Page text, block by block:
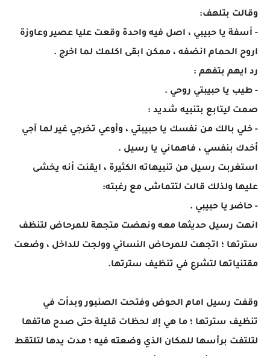
وقالت بتلهف:
- أسفة يا حبيبي ، اصل فيه واحدة وقعت عليا عصير وعاوزة
اروح الحمام انضفه ، ممكن ابقى اكلمك لما اخرج .
رد ايهم بتفهم :
- طيب يا حبيبتي روحي .
صمت ليتابع بتنبيه شديد :
- خلي بالك من نفسك يا حبيبتي ، وأوعي تخرجي غير لما آجي
أخدك بنفسي ، فاهماني يا رسيل .
استغربت رسيل من تنبيهاته الكثيرة ، ايقنت أنه يخشى
عليها ولذلك قالت لتتماشى مع رغبته:
- حاضر يا حبيبي .
انهت رسيل حديثها معه ونهضت متجهة للمرحاض لتنظف
سترتها ؛ اتجهت للمرحاض النسائي وولجت للداخل ، وضعت
مقتنياتها لتشرع في تنظيف سترتها.
وقفت رسيل امام الحوض وفتحت الصنبور وبدأت في
تنظيف سترتها ؛ ما هي إلا لحظات قليلة حتى صدح هاتفها
لتلتفت برأسها للمكان الذي وضعته فيه ؛ مدت يدها لتلتقط